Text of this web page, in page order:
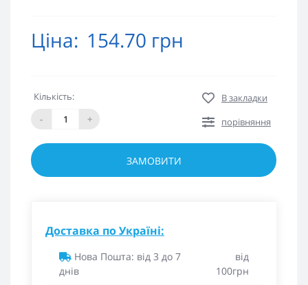
Ціна: 154.70 грн
Кількість:
-
+
В закладки
порівняння
ЗАМОВИТИ
Доставка по Україні:
Нова Пошта: від 3 до 7
днів
від
100грн